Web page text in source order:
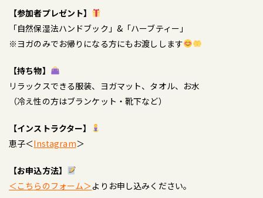
【参加者プレゼント】
「自然保湿法ハンドブック」&「ハーブティー」
※ヨガのみでお帰りになる方にもお渡しします
【持ち物】
リラックスできる服装、ヨガマット、タオル、お水
（冷え性の方はブランケット・靴下など）
【インストラクター】
恵子＜Instagram＞
【お申込方法】
＜こち らのフォーム＞よりお申し込みください。